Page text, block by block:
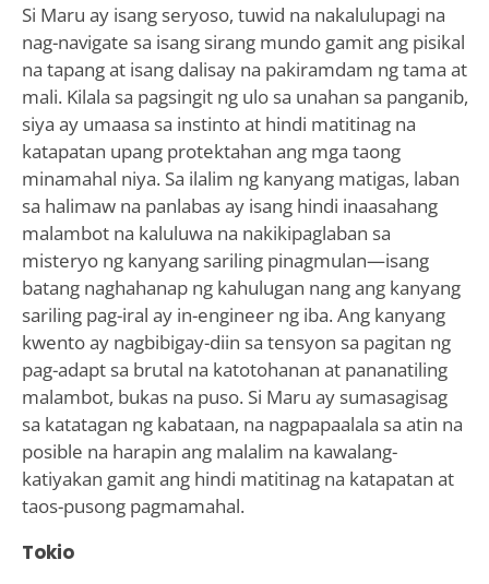
Si Maru ay isang seryoso, tuwid na nakalulupagi na
nag-navigate sa isang sirang mundo gamit ang pisikal
na tapang at isang dalisay na pakiramdam ng tama at
mali. Kilala sa pagsingit ng ulo sa unahan sa panganib,
siya ay umaasa sa instinto at hindi matitinag na
katapatan upang protektahan ang mga taong
minamahal niya. Sa ilalim ng kanyang matigas, laban
sa halimaw na panlabas ay isang hindi inaasahang
malambot na kaluluwa na nakikipaglaban sa
misteryo ng kanyang sariling pinagmulan—isang
batang naghahanap ng kahulugan nang ang kanyang
sariling pag-iral ay in-engineer ng iba. Ang kanyang
kwento ay nagbibigay-diin sa tensyon sa pagitan ng
pag-adapt sa brutal na katotohanan at pananatiling
malambot, bukas na puso. Si Maru ay sumasagisag
sa katatagan ng kabataan, na nagpapaalala sa atin na
posible na harapin ang malalim na kawalang-
katiyakan gamit ang hindi matitinag na katapatan at
taos-pusong pagmamahal.
Tokio